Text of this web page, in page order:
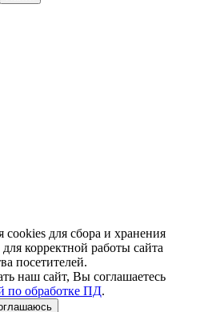
cookies для сбора и хранения
корректной работы сайта
посетителей.
наш сайт, Вы соглашаетесь
по обработке ПД.